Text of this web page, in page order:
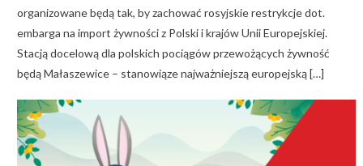
organizowane będą tak, by zachować rosyjskie restrykcje dot.
embarga na import żywności z Polski i krajów Unii Europejskiej.
Stacją docelową dla polskich pociągów przewożących żywność
będą Małaszewice – stanowiąze najważniejszą europejską […]